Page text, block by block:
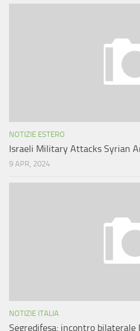
NOTIZIE ESTERO
Israeli Military Attacks Syrian
9 APR, 2024
NOTIZIE ITALIA
Segredifesa: incontro bilaterale